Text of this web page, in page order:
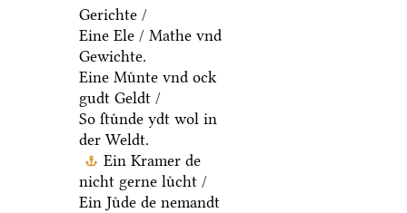
Gerichte /
Eine Ele / Mathe vnd
Gewichte.
Eine Muͤnte vnd ock
gudt Geldt /
So ſtuͤnde ydt wol in
der Weldt.
Ein Kramer de
nicht gerne luͤcht /
Ein Juͤde de nemandt